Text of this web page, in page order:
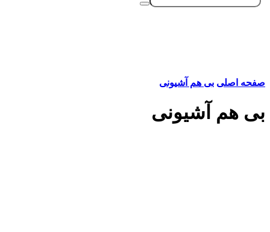
صفحه اصلی بی هم آشیونی
بی هم آشیونی